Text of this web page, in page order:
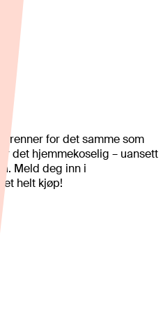
for det samme som
det hjemmekoselig – uansett
Meld deg inn i
helt kjøp!